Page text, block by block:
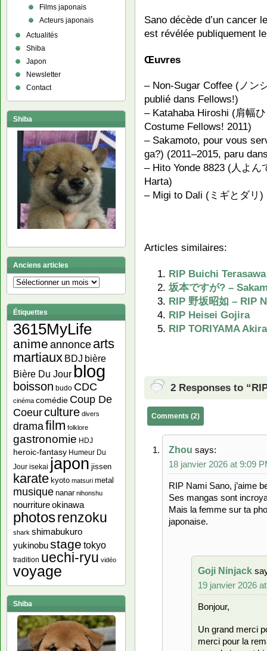
Sano décède d’un cancer
est révélée publiquement
Œuvres
– Non-Sugar Coffee (ノン
publié dans Fellows!)
– Katahaba Hiroshi (肩幅
Costume Fellows! 2011)
– Sakamoto, pour vous
ga?) (2011–2015, paru
– Hito Yonde 8823 (人よん
Harta)
– Migi to Dali (ミギとダリ)
Articles similaires:
RIP Buichi Terasawa
坂本ですが? –
RIP 野坂昭如 – RIP
RIP Heisei Gojira
RIP TORIYAMA Akira
2 Responses to
Comments (2)
Zhou says:
18 janvier 2026 at 9:09
RIP Nami Sano, j’aime
Ses mangas sont
Mais la femme sur ta
japonaise.
Goji Ninjack
19 janvier 2026
Bonjour,
Un grand merci
merci pour la
Films japonais
Acteurs japonais
Actualités
Shiba
Japon
Newsletter
Contact
Shiba
Anciens articles
Anciens
articles
Étiquettes
3615MyLife
anime annonce arts
martiaux BDJ bière
Bière Du Jour blog
boisson budo CDC
cinéma comédie Coup De
Coeurculture divers
dramafilm folklore
gastronomie HDJ
heroic-fantasy Humeur Du
Jour isekai japon jissen
karate kyoto matsuri metal
musique nanar nihonshu
nourritureokinawa
photosrenzoku
shark shimabukuro
yukinobustage tokyo
tradition uechi-ryu vidéo
voyage
Shiba